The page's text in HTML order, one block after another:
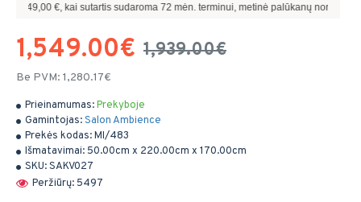
Prieinamumas:Prekyboje
Gamintojas:Salon Ambience
Prekės kodas:MI/483
Išmatavimai: 50.00cm x 220.00cm x 170.00cm
SKU:SAKV027
Peržiūrų: 5497
1,549.00€ 1,939.00€
Be PVM: 1,280.17€
€, kai sutartis sudaroma72mėn. terminui, metinė palūkanų norma –9,90%